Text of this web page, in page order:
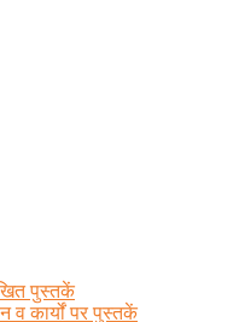
पुस्तकें
व कार्यों पर पुस्तकें